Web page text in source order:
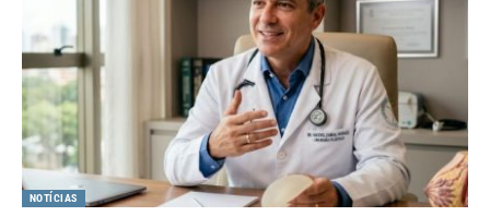
NOTÍCIAS